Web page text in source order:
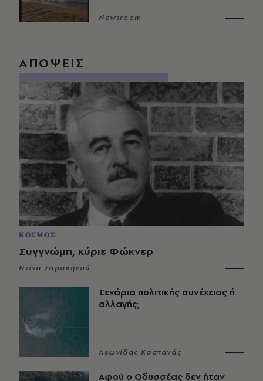
Newsroom
ΑΠΟΨΕΙΣ
ΚΟΣΜΟΣ
Συγγνώμη, κύριε Φώκνερ
Ντίνα Σαρακηνού
Σενάρια πολιτικής συνέχειας ή
αλλαγής;
Λεωνίδας Καστανάς
Αφού ο Οδυσσέας δεν ήταν